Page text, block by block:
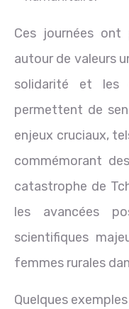
Ces journées
autour de valeurs
solidarité et les
permettent de
enjeux cruciaux,
commémorant
catastrophe de
les avancées
scientifiques
femmes rurales
Quelques